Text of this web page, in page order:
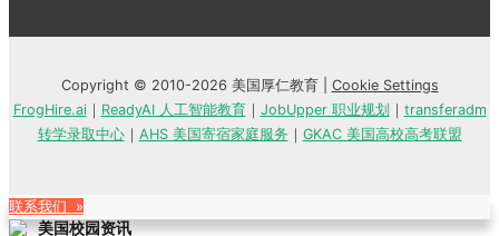
Copyright © 2010-2026 美国厚仁教育 | Cookie Settings
FrogHire.ai｜ ReadyAI 人工智能教育｜ JobUpper 职业规划 ｜ transferadm
转学录取中心｜ AHS 美国寄宿家庭服务 ｜ GKAC 美国高校高考联盟
联系我们 »
美国校园资讯